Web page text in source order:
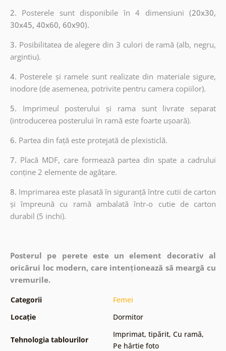
2. Posterele sunt disponibile în 4 dimensiuni (20x30,
30x45, 40x60, 60x90).
3. Posibilitatea de alegere din 3 culori de ramă (alb, negru,
argintiu).
4. Posterele și ramele sunt realizate din materiale sigure,
inodore (de asemenea, potrivite pentru camera copiilor).
5. Imprimeul posterului și rama sunt livrate separat
(introducerea posterului în ramă este foarte ușoară).
6. Partea din față este protejată de plexisticlă.
7. Placă MDF, care formează partea din spate a cadrului
conține 2 elemente de agățare.
8. Imprimarea este plasată în siguranță între cutii de carton
și împreună cu ramă ambalată într-o cutie de carton
durabil (5 inchi).
Posterul pe perete este un element decorativ al
oricărui loc modern, care intenționează să meargă cu
vremurile.
Categorii
Femei
Locație
Dormitor
Tehnologia tablourilor
Imprimat, tipărit, Cu ramă,
Pe hârtie foto